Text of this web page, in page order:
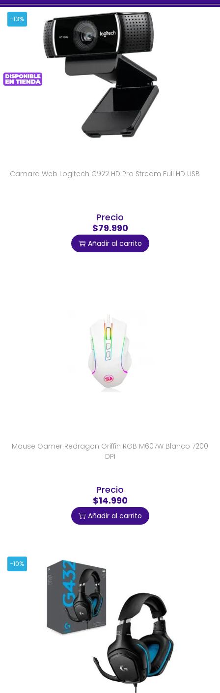
-13%
Camara Web Logitech C922 HD Pro Stream Full HD USB
Precio
$79.990
Añadir al carrito
Mouse Gamer Redragon Griffin RGB M607W Blanco 7200
DPI
Precio
$14.990
Añadir al carrito
-10%